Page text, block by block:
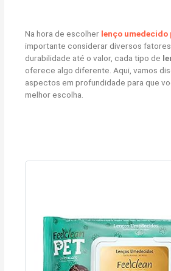
Na hora de escolher lenço umedecido
importante considerar diversos
durabilidade até o valor, cada tipo de
oferece algo diferente. Aqui, vamos
aspectos em profundidade para que
melhor escolha.